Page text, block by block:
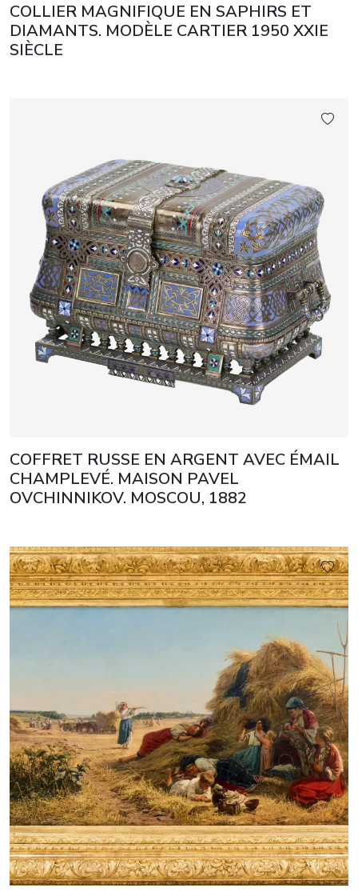
COLLIER MAGNIFIQUE EN SAPHIRS ET
DIAMANTS. MODÈLE CARTIER 1950 XXIE
SIÈCLE
COFFRET RUSSE EN ARGENT AVEC ÉMAIL
CHAMPLEVÉ. MAISON PAVEL
OVCHINNIKOV. MOSCOU, 1882